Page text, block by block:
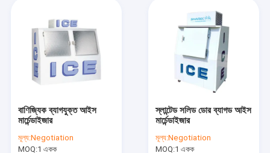
বাণিজ্যিক ব্যাগযুক্ত আইস
মার্চেন্ডাইজার
মূল্য:Negotiation
MOQ:1 একক
স্লান্টেড সলিড ডোর ব্যাগড আইস
মার্চেন্ডাইজার
মূল্য:Negotiation
MOQ:1 একক